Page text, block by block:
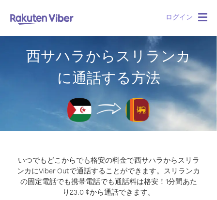
ログイン
西サハラからスリランカ
に通話する方法
いつでもどこからでも格安の料金で西サハラからスリラ
ンカにViber Outで通話することができます。 スリランカ
の固定電話でも携帯電話でも通話料は格安！1分間あた
り23.0 ¢から通話できます。